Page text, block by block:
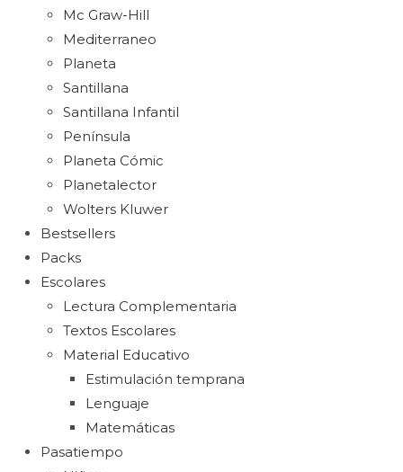
Mc Graw-Hill
Mediterraneo
Planeta
Santillana
Santillana Infantil
Península
Planeta Cómic
Planetalector
Wolters Kluwer
Bestsellers
Packs
Escolares
Lectura Complementaria
Textos Escolares
Material Educativo
Estimulación temprana
Lenguaje
Matemáticas
Pasatiempo